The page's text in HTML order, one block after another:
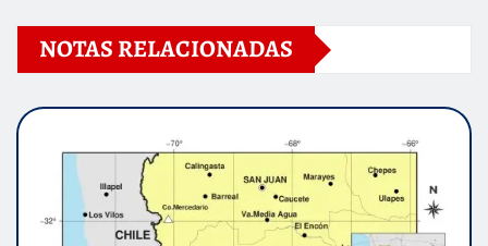
NOTAS RELACIONADAS